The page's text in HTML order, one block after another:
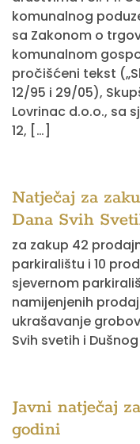
komunalnog
sa Zakonom o
komunalnom
pročišćeni tekst
12/95 i 29/05),
Lovrinac d.o.o., sa
12, […]
Natječaj za
Dana Svih
za zakup 42
parkiralištu i 10
sjevernom
namijenjenih
ukrašavanje
Svih svetih i
Javni natječaj
godini